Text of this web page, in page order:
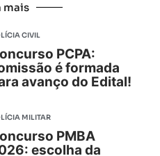
mais
CIVIL
PCPA:
é formada
avanço do Edital!
MILITAR
PMBA
escolha da